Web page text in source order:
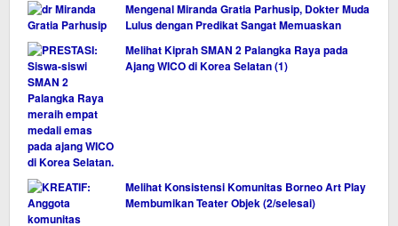
Mengenal Miranda Gratia Parhusip, Dokter Muda
Lulus dengan Predikat Sangat Memuaskan
Melihat Kiprah SMAN 2 Palangka Raya pada
Ajang WICO di Korea Selatan (1)
Melihat Konsistensi Komunitas Borneo Art Play
Membumikan Teater Objek (2/selesai)